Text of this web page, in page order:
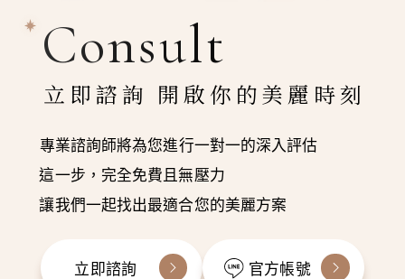
Consult
立即諮詢 開啟你的美麗時刻
專業諮詢師將為您進行一對一的深入評估
這一步，完全免費且無壓力
讓我們一起找出最適合您的美麗方案
立即諮詢 官方帳號